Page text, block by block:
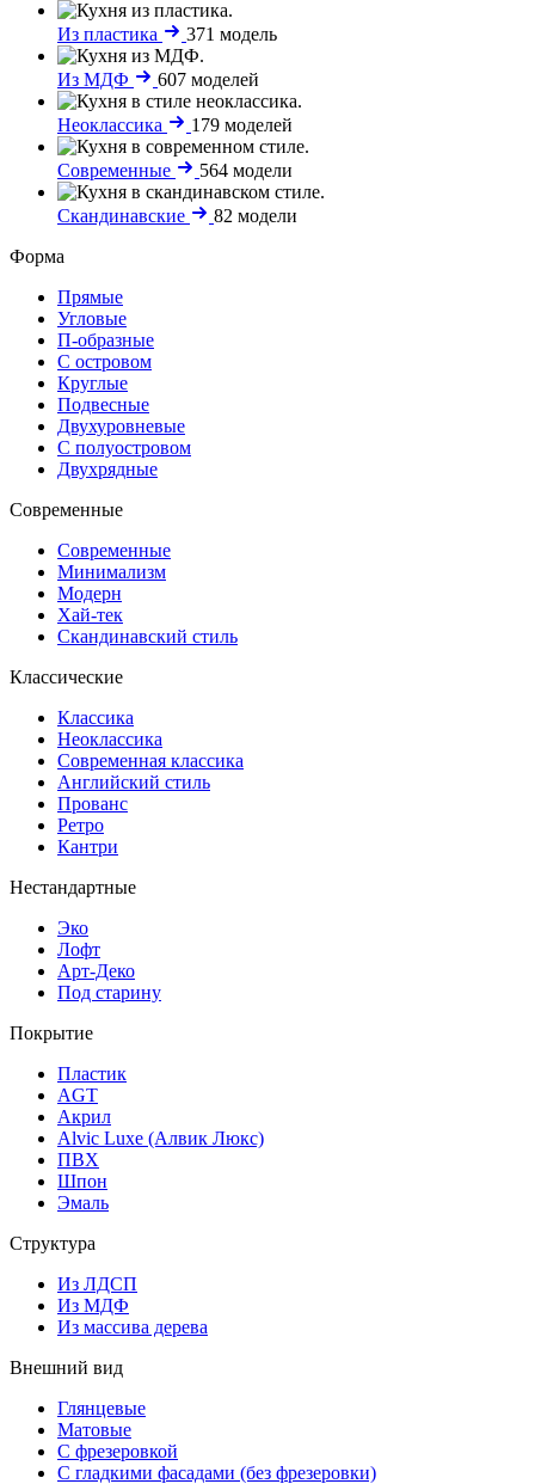
Из пластика 371 модель
Из МДФ 607 моделей
Неоклассика 179 моделей
Современные 564 модели
Скандинавские
82 модели
Форма
Прямые
Угловые
П-образные
С островом
Круглые
Подвесные
Двухуровневые
С полуостровом
Двухрядные
Современные
Современные
Минимализм
Модерн
Хай-тек
Скандинавский стиль
Классические
Классика
Неоклассика
Современная классика
Английский стиль
Прованс
Ретро
Кантри
Нестандартные
Эко
Лофт
Арт-Деко
Под старину
Покрытие
Пластик
AGT
Акрил
Alvic Luxe (Алвик Люкс)
ПВХ
Шпон
Эмаль
Структура
Из ЛДСП
Из МДФ
Из массива дерева
Внешний вид
Глянцевые
Матовые
С фрезеровкой
С гладкими фасадами (без фрезеровки)